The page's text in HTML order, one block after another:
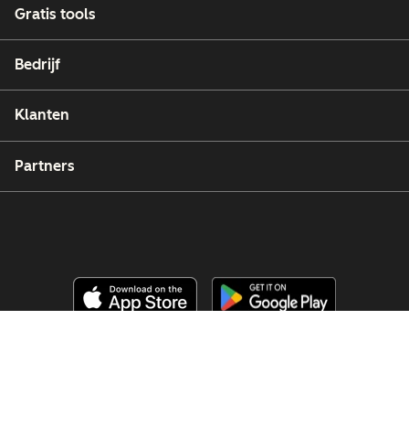
Gratis tools
Bedrijf
Klanten
Partners